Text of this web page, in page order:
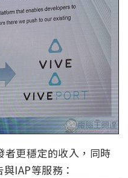
更穩定的收入，同時
IAP等服務：